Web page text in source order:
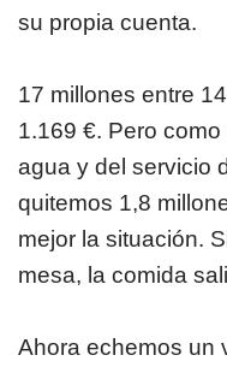
su propia cuenta.
17 millones entre
1.169 €. Pero
agua y del servicio
quitemos 1,8
mejor la situación.
mesa, la comida
Ahora echemos un